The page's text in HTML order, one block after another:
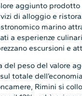
aggiunto prodotto
di alloggio e
marino
a esperienze
escursioni e
del peso del valore
totale
Rimini si